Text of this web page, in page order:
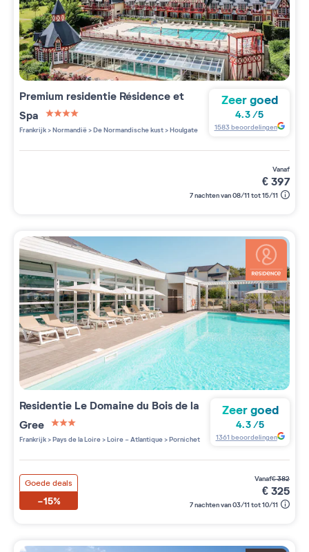
Premium residentie Résidence et
Spa
4 étoiles sur 5
Frankrijk>Normandië>De Normandische kust>Houlgate
Zeer goed
4.3/5
1583beoordelingen
vanaf
€397
7 nachten van 08/11 tot 15/11
Residentie Le Domaine du Bois de la
Gree
3 étoiles sur 5
Frankrijk>Pays de la Loire>Loire - Atlantique>Pornichet
Zeer goed
4.3/5
1361 beoordelingen
Goede deals
-15%
vanaf€382
€325
7 nachten van 03/11 tot 10/11